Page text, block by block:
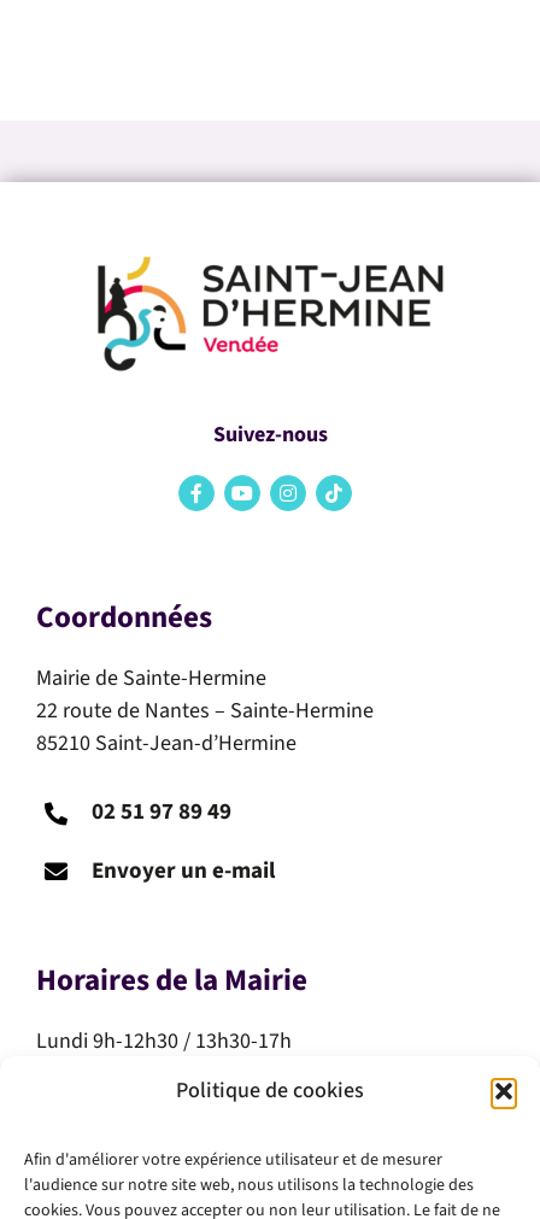
Politique de cookies
Afin d'améliorer votre expérience utilisateur et de mesurer
l'audience sur notre site web, nous utilisons la technologie des
cookies. Vous pouvez accepter ou non leur utilisation. Le fait de ne
Suivez-nous
Coordonnées
Mairie de Sainte-Hermine
22 route de Nantes – Sainte-Hermine
85210 Saint-Jean-d’Hermine
02 51 97 89 49
Envoyer un e-mail
Horaires de la Mairie
Lundi 9h-12h30 / 13h30-17h
Mardi 9h-12h30 / 13h30-17h
Mercredi 9h-12h30
Vendredi 9h-12h30 / 13h30-17h
Samedi 10h-12h